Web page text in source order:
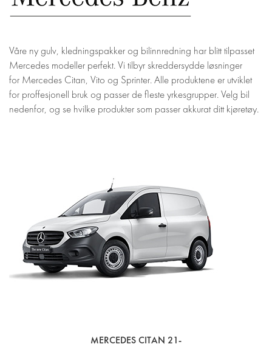
Våre ny gulv, kledningspakker og bilinnredning har blitt tilpasset
Mercedes modeller perfekt. Vi tilbyr skreddersydde løsninger
for Mercedes Citan, Vito og Sprinter. Alle produktene er utviklet
for proffesjonell bruk og passer de fleste yrkesgrupper. Velg bil
nedenfor, og se hvilke produkter som passer akkurat ditt kjøretøy.
MERCEDES CITAN 21-